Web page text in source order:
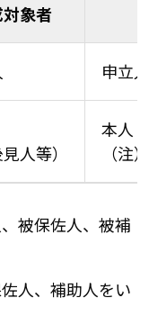
象者
申立
見人等）
本人
（注
被保佐人、被補
人、補助人をい